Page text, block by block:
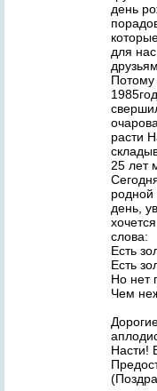
день
для
Потому
расти
25 лет
день,
слова:
Есть
Есть
Но нет
Чем
Насти!